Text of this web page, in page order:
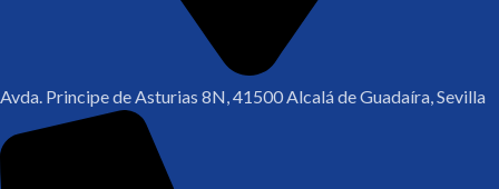
Avda. Principe de Asturias 8N, 41500 Alcalá de Guadaíra, Sevilla